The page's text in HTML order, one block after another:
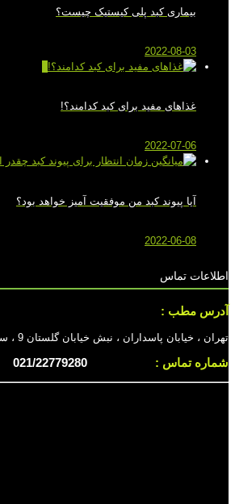
بیماری کبد پلی کیستیک چیست؟
2022-08-03
غذاهای مفید برای کبد کدامند؟!
2022-07-06
آیا پیوند کبد من موفقیت آمیز خواهد بود؟
2022-06-08
اطلاعات تماس
آدرس مطب :
تهران ، خیابان پاسداران ، نبش خیابان گلستان 9 ، ساختمان پرنس ، واحد 12
شماره تماس :